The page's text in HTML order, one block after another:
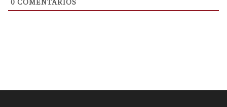
0 COMENTARIOS